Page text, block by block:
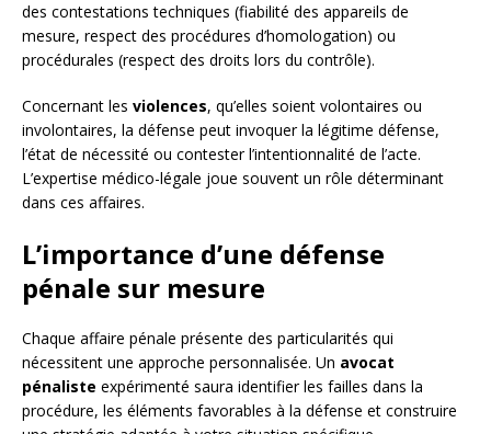
des contestations techniques (fiabilité des appareils de
mesure, respect des procédures d’homologation) ou
procédurales (respect des droits lors du contrôle).
Concernant les violences, qu’elles soient volontaires ou
involontaires, la défense peut invoquer la légitime défense,
l’état de nécessité ou contester l’intentionnalité de l’acte.
L’expertise médico-légale joue souvent un rôle déterminant
dans ces affaires.
L’importance d’une défense
pénale sur mesure
Chaque affaire pénale présente des particularités qui
nécessitent une approche personnalisée. Un avocat
pénaliste expérimenté saura identifier les failles dans la
procédure, les éléments favorables à la défense et construire